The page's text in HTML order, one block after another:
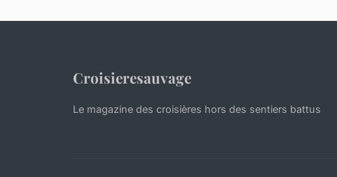
Croisieresauvage
Le magazine des croisières hors des sentiers battus